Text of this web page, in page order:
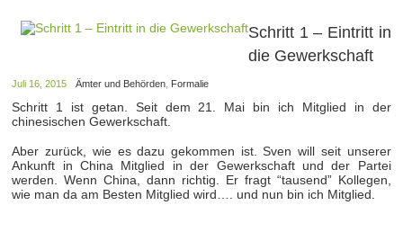
Schritt 1 – Eintritt in
die Gewerkschaft
Juli 16, 2015 Ämter und Behörden Formalie
Schritt 1 ist getan. Seit dem 21. Mai bin ich Mitglied in der
chinesischen Gewerkschaft.
Aber zurück, wie es dazu gekommen ist. Sven will seit unserer
Ankunft in China Mitglied in der Gewerkschaft und der Partei
werden. Wenn China, dann richtig. Er fragt “tausend” Kollegen,
wie man da am Besten Mitglied wird…. und nun bin ich Mitglied.